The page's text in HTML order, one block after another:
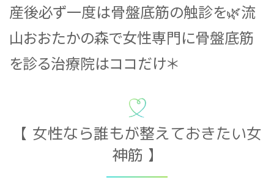
産後必ず一度は骨盤底筋の触診を🌿流
山おおたかの森で女性専門に骨盤底筋
を診る治療院はココだけ＊
【 女性なら誰もが整えておきたい女
神筋 】